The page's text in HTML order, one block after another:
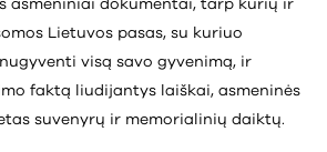
asmeniniai dokumentai, tarp kurių ir
Lietuvos pasas, su kuriuo
visą savo gyvenimą, ir
faktą liudijantys laiškai, asmeninės
suvenyrų ir memorialinių daiktų.